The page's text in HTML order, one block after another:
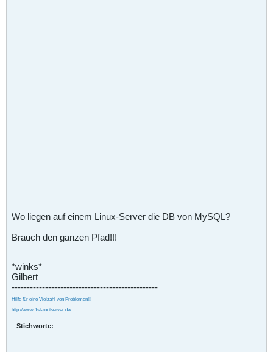
Wo liegen auf einem Linux-Server die DB von MySQL?
Brauch den ganzen Pfad!!!
*winks*
Gilbert
------------------------------------------------
Hilfe für eine Vielzahl von Problemen!!!
http://www.1st-rootserver.de/
Stichworte: -